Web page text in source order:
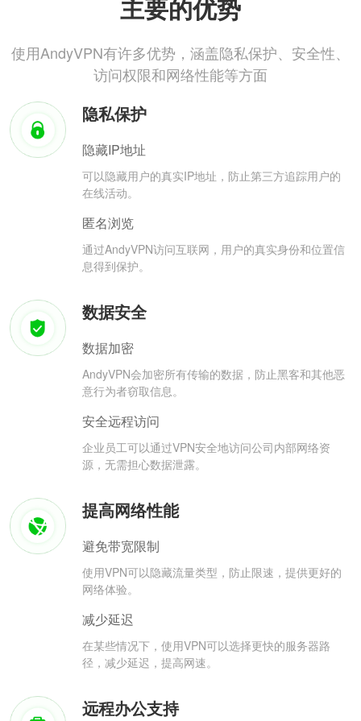
主要的优势
使用AndyVPN有许多优势，涵盖隐私保护、安全性、
访问权限和网络性能等方面
隐私保护
隐藏IP地址
可以隐藏用户的真实IP地址，防止第三方追踪用户的
在线活动。
匿名浏览
通过AndyVPN访问互联网，用户的真实身份和位置信
息得到保护。
数据安全
数据加密
AndyVPN会加密所有传输的数据，防止黑客和其他恶
意行为者窃取信息。
安全远程访问
企业员工可以通过VPN安全地访问公司内部网络资
源，无需担心数据泄露。
提高网络性能
避免带宽限制
使用VPN可以隐藏流量类型，防止限速，提供更好的
网络体验。
减少延迟
在某些情况下，使用VPN可以选择更快的服务器路
径，减少延迟，提高网速。
远程办公支持